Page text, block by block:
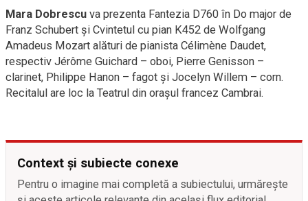
Mara Dobrescu va prezenta Fantezia D760 în Do major de
Franz Schubert şi Cvintetul cu pian K452 de Wolfgang
Amadeus Mozart alături de pianista Célimène Daudet,
respectiv Jérôme Guichard – oboi, Pierre Genisson –
clarinet, Philippe Hanon – fagot şi Jocelyn Willem – corn.
Recitalul are loc la Teatrul din oraşul francez Cambrai.
Context și subiecte conexe
Pentru o imagine mai completă a subiectului, urmărește